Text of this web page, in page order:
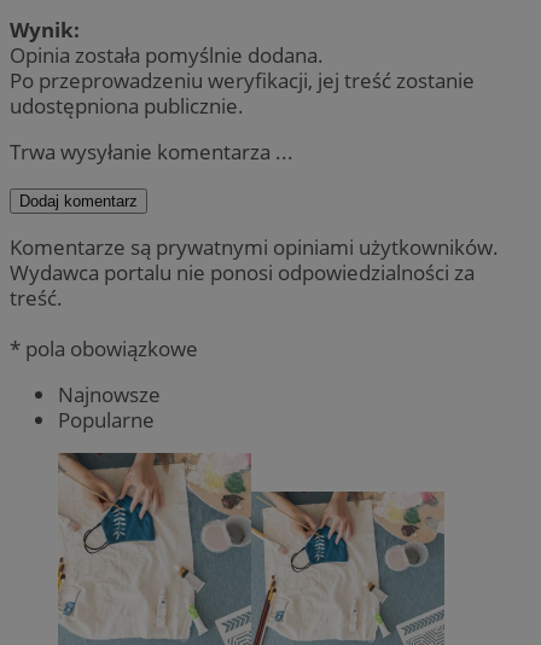
Wynik:
Opinia została pomyślnie dodana.
Po przeprowadzeniu weryfikacji, jej treść zostanie
udostępniona publicznie.
Trwa wysyłanie komentarza ...
Dodaj komentarz
Komentarze są prywatnymi opiniami użytkowników.
Wydawca portalu nie ponosi odpowiedzialności za
treść.
* pola obowiązkowe
Najnowsze
Popularne